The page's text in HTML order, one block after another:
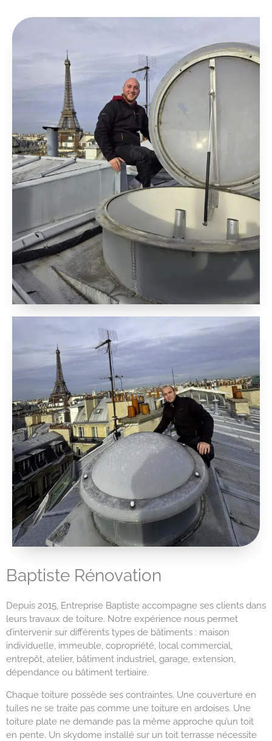
Baptiste Rénovation
Depuis 2015, Entreprise Baptiste accompagne ses clients dans
leurs travaux de toiture. Notre expérience nous permet
d’intervenir sur différents types de bâtiments : maison
individuelle, immeuble, copropriété, local commercial,
entrepôt, atelier, bâtiment industriel, garage, extension,
dépendance ou bâtiment tertiaire.
Chaque toiture possède ses contraintes. Une couverture en
tuiles ne se traite pas comme une toiture en ardoises. Une
toiture plate ne demande pas la même approche qu’un toit
en pente. Un skydome installé sur un toit terrasse nécessite